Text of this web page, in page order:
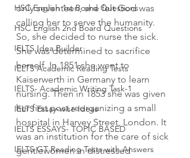
HSC English 1st Board Questions
HSC English 2nd Board Questions
IELTS Idea Builder
IELTS Academic Reading Tests
IELTS- Academic Writing Task-1
IELTS Essay-wise Ideas
IELTS ESSAYS- TOPIC BASED
IELTS GT Reading Tests with Answers
only seventeen, she felt God was
calling her to serve the humanity.
So, she decided to nurse the sick.
She was determined to sacrifice
herself. In 1851 she went to
Kaiserwerth in Germany to learn
nursing. Then in 1853 she was given
her first post reorganizing a small
hospital in Harvey Street, London. It
was an institution for the care of sick
gentlewomen in distressed